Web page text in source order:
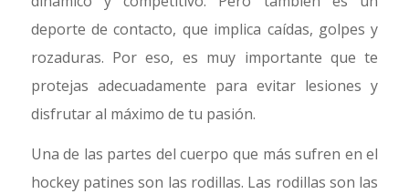
deporte de contacto, que implica caídas, golpes y
rozaduras. Por eso, es muy importante que te
protejas adecuadamente para evitar lesiones y
disfrutar al máximo de tu pasión.
Una de las partes del cuerpo que más sufren en el
hockey patines son las rodillas. Las rodillas son las